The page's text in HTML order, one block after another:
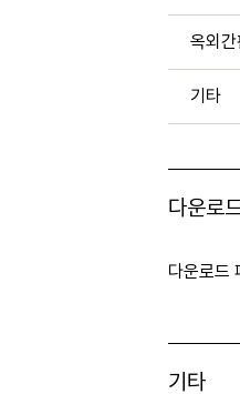
옥외
기타
다운로
다운로드
기타